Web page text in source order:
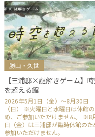
勝山・久世
【三浦邸×謎解きゲーム】
を超える館
2026年5月1日（金）～8月30日
（日） ※火曜日と水曜日は休館
め、ご参加いただけません。 ※8
日（金）は三浦邸が臨時休館のた
参加いただけません。